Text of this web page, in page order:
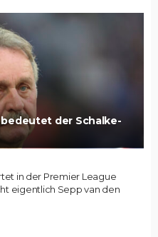
der Schalke-
in der Premier League
eigentlich Sepp van den